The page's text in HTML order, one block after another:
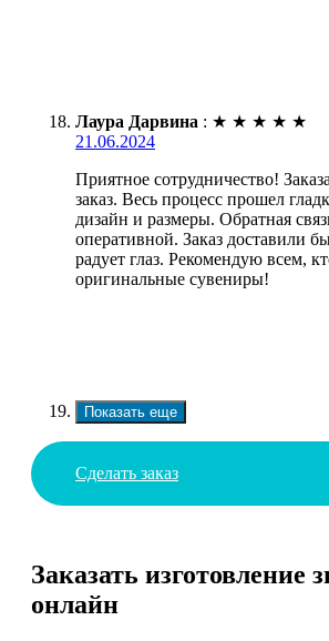
Лаура Дарвина : ★ ★ ★ ★ ★
21.06.2024
Приятное сотрудничество!
заказ. Весь процесс прошел
дизайн и размеры. Обратная
оперативной. Заказ доставили
радует глаз. Рекомендую всем,
оригинальные сувениры!
Показать еще
Сделать заказ
Заказать изготовление
онлайн